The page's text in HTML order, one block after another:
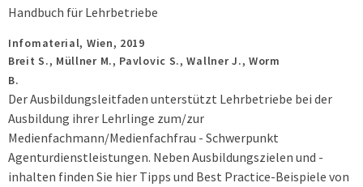
Handbuch für Lehrbetriebe
Infomaterial, Wien, 2019
Breit S., Müllner M., Pavlovic S., Wallner J., Worm
B.
Der Ausbildungsleitfaden unterstützt Lehrbetriebe bei der
Ausbildung ihrer Lehrlinge zum/zur
Medienfachmann/Medienfachfrau - Schwerpunkt
Agenturdienstleistungen. Neben Ausbildungszielen und -
inhalten finden Sie hier Tipps und Best Practice-Beispiele von